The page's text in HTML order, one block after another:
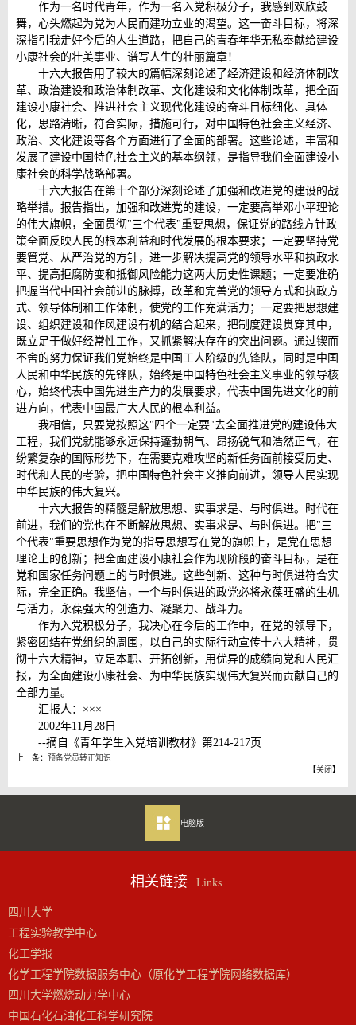
作为一名时代青年，作为一名入党积极分子，我感到欢欣鼓
舞，心头燃起为党为人民而建功立业的渴望。这一奋斗目标，将深
深指引我走好今后的人生道路，把自己的青春年华无私奉献给建设
小康社会的壮美事业、谱写人生的壮丽篇章！
十六大报告用了较大的篇幅深刻论述了经济建设和经济体制改
革、政治建设和政治体制改革、文化建设和文化体制改革，把全面
建设小康社会、推进社会主义现代化建设的奋斗目标细化、具体
化，思路清晰，符合实际，措施可行，对中国特色社会主义经济、
政治、文化建设等各个方面进行了全面的部署。这些论述，丰富和
发展了建设中国特色社会主义的基本纲领，是指导我们全面建设小
康社会的科学战略部署。
十六大报告在第十个部分深刻论述了加强和改进党的建设的战
略举措。报告指出，加强和改进党的建设，一定要高举邓小平理论
的伟大旗帜，全面贯彻"三个代表"重要思想，保证党的路线方针政
策全面反映人民的根本利益和时代发展的根本要求；一定要坚持党
要管党、从严治党的方针，进一步解决提高党的领导水平和执政水
平、提高拒腐防变和抵御风险能力这两大历史性课题；一定要准确
把握当代中国社会前进的脉搏，改革和完善党的领导方式和执政方
式、领导体制和工作体制，使党的工作充满活力；一定要把思想建
设、组织建设和作风建设有机的结合起来，把制度建设贯穿其中，
既立足于做好经常性工作，又抓紧解决存在的突出问题。通过锲而
不舍的努力保证我们党始终是中国工人阶级的先锋队，同时是中国
人民和中华民族的先锋队，始终是中国特色社会主义事业的领导核
心，始终代表中国先进生产力的发展要求，代表中国先进文化的前
进方向，代表中国最广大人民的根本利益。
我相信，只要党按照这"四个一定要"去全面推进党的建设伟大
工程，我们党就能够永远保持蓬勃朝气、昂扬锐气和浩然正气，在
纷繁复杂的国际形势下，在需要克难攻坚的新任务面前接受历史、
时代和人民的考验，把中国特色社会主义推向前进，领导人民实现
中华民族的伟大复兴。
十六大报告的精髓是解放思想、实事求是、与时俱进。时代在
前进，我们的党也在不断解放思想、实事求是、与时俱进。把"三
个代表"重要思想作为党的指导思想写在党的旗帜上，是党在思想
理论上的创新；把全面建设小康社会作为现阶段的奋斗目标，是在
党和国家任务问题上的与时俱进。这些创新、这种与时俱进符合实
际，完全正确。我坚信，一个与时俱进的政党必将永葆旺盛的生机
与活力，永葆强大的创造力、凝聚力、战斗力。
作为入党积极分子，我决心在今后的工作中，在党的领导下，
紧密团结在党组织的周围，以自己的实际行动宣传十六大精神，贯
彻十六大精神，立足本职、开拓创新，用优异的成绩向党和人民汇
报，为全面建设小康社会、为中华民族实现伟大复兴而贡献自己的
全部力量。
汇报人：×××
2002年11月28日
--摘自《青年学生入党培训教材》第214-217页
上一条： 预备党员转正知识
【关闭】
电脑版
相关链接 | Links
四川大学
工程实验教学中心
化工学报
化学工程学院数据服务中心（原化学工程学院网络数据库）
四川大学燃烧动力学中心
中国石化石油化工科学研究院